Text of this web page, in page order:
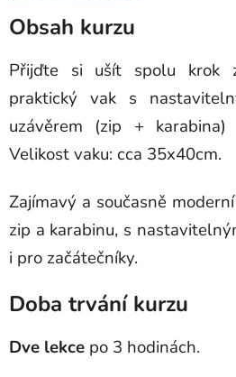
Obsah kurzu
Přijďte si ušít spolu krok
praktický vak s
uzávěrem (zip +
Velikost vaku: cca 35x40cm.
Zajímavý a současně
zip a karabinu, s
i pro začátečníky.
Doba trvání kurzu
Dve lekce po 3 hodinách.